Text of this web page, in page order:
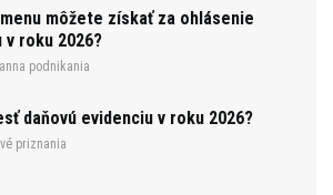
môžete získať za ohlásenie
roku 2026?
podnikania
daňovú evidenciu v roku 2026?
priznania